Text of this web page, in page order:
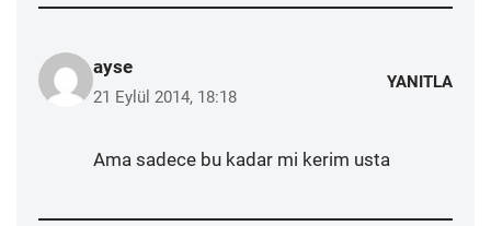
ayse
21 Eylül 2014, 18:18
YANITLA
Ama sadece bu kadar mi kerim usta